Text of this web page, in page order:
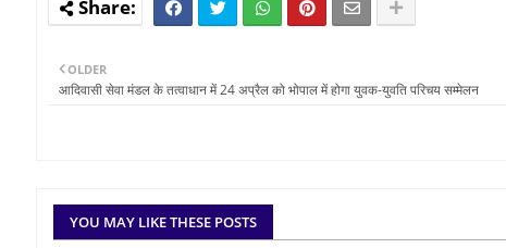
OLDER
आदिवासी सेवा मंडल के तत्वाधान में 24 अप्रैल को भोपाल में होगा युवक-युवति परिचय सम्मेलन
YOU MAY LIKE THESE POSTS